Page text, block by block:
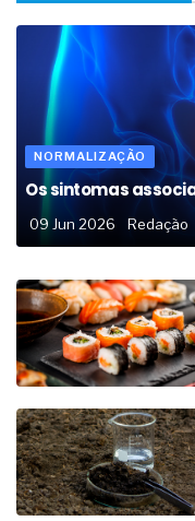
NORMALIZAÇÃO
Os sintomas
09 Jun 2026 Redação